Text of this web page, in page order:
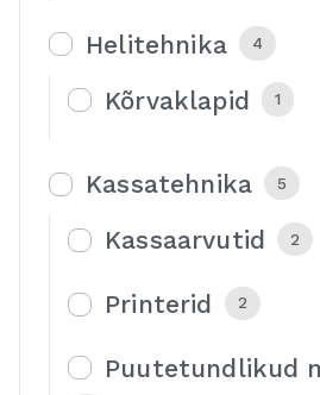
Helitehnika 4
Kõrvaklapid 1
Kassatehnika 5
Kassaarvutid 2
Printerid 2
Puutetundlikud